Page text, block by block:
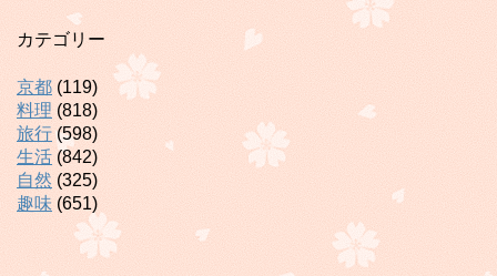
カテゴリー
京都 (119)
料理 (818)
旅行(598)
生活 (842)
自然 (325)
趣味 (651)